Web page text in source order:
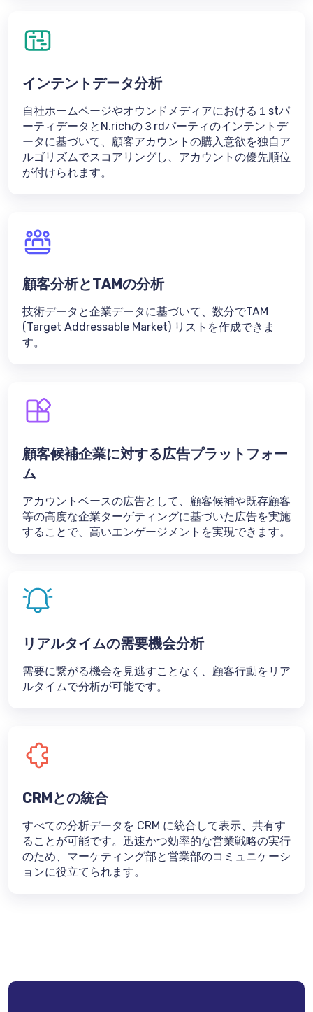
インテントデータ分析
自社ホームページやオウンドメディアにおける１stパ
ーティデータとN.richの３rdパーティのインテントデ
ータに基づいて、顧客アカウントの購入意欲を独自ア
ルゴリズムでスコアリングし、アカウントの優先順位
が付けられます。
顧客分析とTAMの分析
技術データと企業データに基づいて、数分でTAM
(Target Addressable Market) リストを作成できま
す。
顧客候補企業に対する広告プラットフォー
ム
アカウントベースの広告として、顧客候補や既存顧客
等の高度な企業ターゲティングに基づいた広告を実施
することで、高いエンゲージメントを実現できます。
リアルタイムの需要機会分析
需要に繋がる機会を見逃すことなく、顧客行動をリア
ルタイムで分析が可能です。
CRMとの統合
すべての分析データを CRM に統合して表示、共有す
ることが可能です。迅速かつ効率的な営業戦略の実行
のため、マーケティング部と営業部のコミュニケーシ
ョンに役立てられます。